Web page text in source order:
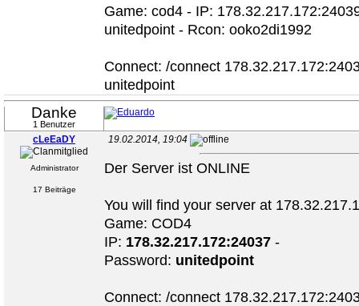
Game: cod4 - IP:
unitedpoint - Rcon: ooko2di1992
Connect: /connect
unitedpoint
Danke
1 Benutzer
cLeEaDY
Administrator
17 Beiträge
19.02.2014, 19:04
Der Server ist ONLINE
You will find your server at
Game: COD4
IP: 178.32.217.172:24037 -
Password: unitedpoint
Connect: /connect